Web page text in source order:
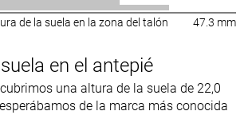
de la suela en la zona del talón 47.3 mm
en el antepié
una altura de la suela de 22,0
de la marca más conocida